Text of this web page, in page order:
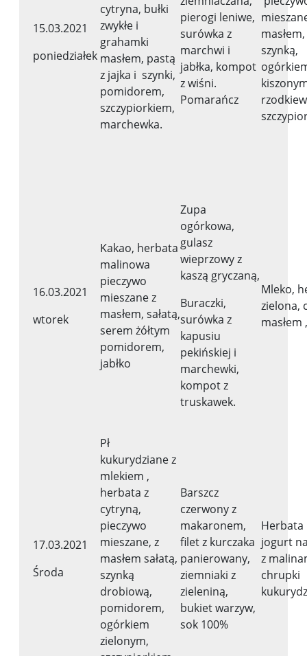
15.03.2021
poniedziałek
cytryna, bułki
zwykłe i
grahamki
masłem, pastą
z jajka i szynki,
pomidorem,
szczypiorkiem,
marchewka.
pierogi leniwe,
surówka z
marchwi i
jabłka, kompot
z wiśni.
Pomarańcz
szynką,
16.03.2021
wtorek
Kakao, herbata
malinowa
pieczywo
mieszane z
masłem, sałatą,
serem żółtym
pomidorem,
jabłko
Zupa
ogórkowa,
gulasz
wieprzowy z
kaszą gryczaną,
Buraczki,
surówka z
kapusiu
pekińskiej i
marchewki,
kompot z
truskawek.
Mleko,
zielona,
17.03.2021
Środa
Pł
kukurydziane z
mlekiem ,
herbata z
cytryną,
pieczywo
mieszane, z
masłem sałatą,
szynką
drobiową,
pomidorem,
ogórkiem
zielonym,
Barszcz
czerwony z
makaronem,
filet z kurczaka
panierowany,
ziemniaki z
zieleniną,
bukiet warzyw,
sok 100%
Herbata
jogurt
z
chrupki